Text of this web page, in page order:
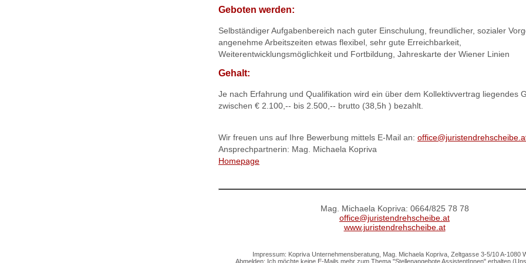
Geboten werden:
Selbständiger Aufgabenbereich nach guter Einschulung, freundlicher, sozialer
angenehme Arbeitszeiten etwas flexibel, sehr gute Erreichbarkeit,
Weiterentwicklungsmöglichkeit und Fortbildung, Jahreskarte der Wiener Linien
Gehalt:
Je nach Erfahrung und Qualifikation wird ein über dem Kollektivvertrag liegendes
zwischen € 2.100,-- bis 2.500,-- brutto (38,5h ) bezahlt.
Wir freuen uns auf Ihre Bewerbung mittels E-Mail an:
Ansprechpartnerin: Mag. Michaela Kopriva
Homepage
Mag. Michaela Kopriva: 0664/825 78 78
office@juristendrehscheibe.at
www.juristendrehscheibe.at
Impressum: Kopriva Unternehmensberatung, Mag. Michaela Kopriva, Zeltgasse 3-5/10 A-1080
Abmelden: Ich möchte keine E-Mails mehr zum Thema "Stellenangebote AssistentInnen" erhalten